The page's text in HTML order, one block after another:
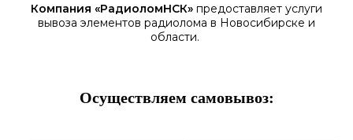
Компания «РадиоломНСК» предоставляет услуги
вывоза элементов радиолома в Новосибирске и
области.
Осуществляем самовывоз: